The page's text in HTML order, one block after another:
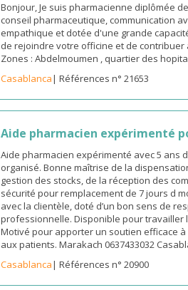
Bonjour, Je suis pharmacienne diplômée
conseil pharmaceutique, communication
empathique et dotée d'une grande
de rejoindre votre officine et de
Zones : Abdelmoumen , quartier des
Casablanca| Références n° 21653
Aide pharmacien expérimenté
Aide pharmacien expérimenté avec 5 ans
organisé. Bonne maîtrise de la
gestion des stocks, de la réception des
sécurité pour remplacement de 7 jours d
avec la clientèle, doté d’un bon sens de
professionnelle. Disponible pour travailler
Motivé pour apporter un soutien efficace
aux patients. Marakach 0637433032
Casablanca| Références n° 20900